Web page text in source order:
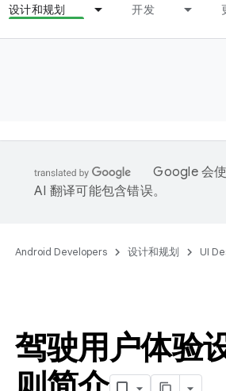
设计和规划 开发
Google 会
AI 翻译可能包含错误。
Android Developers 设计和规划 UI
驾驶用户体验